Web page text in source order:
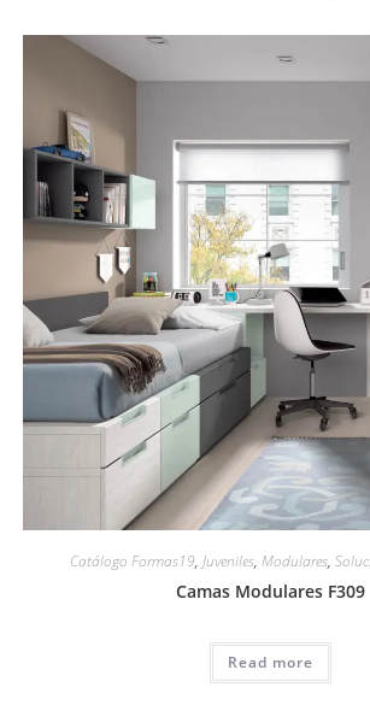
Catálogo Formas19, Juveniles, Modulares,
Camas Modulares F309
Read more